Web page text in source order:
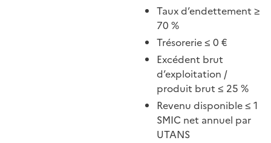
Taux d’endettement ≥
70 %
Trésorerie ≤ 0 €
Excédent brut
d’exploitation /
produit brut ≤ 25 %
Revenu disponible ≤ 1
SMIC net annuel par
UTANS